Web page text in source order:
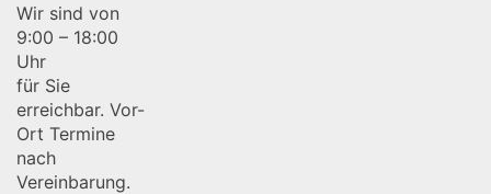
Wir sind von
9:00 – 18:00
Uhr
für Sie
erreichbar. Vor-
Ort Termine
nach
Vereinbarung.